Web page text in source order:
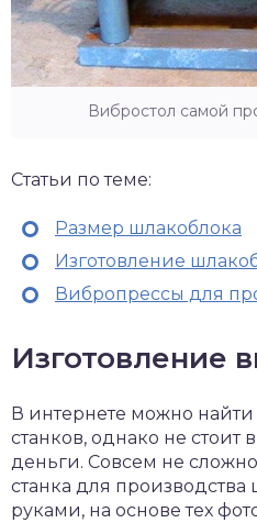
Вибростол самой
Статьи по теме:
Размер шлакоблока
Изготовление
Вибропрессы для
Изготовление
В интернете можно
станков, однако не стоит
деньги. Совсем не
станка для
руками, на основе тех